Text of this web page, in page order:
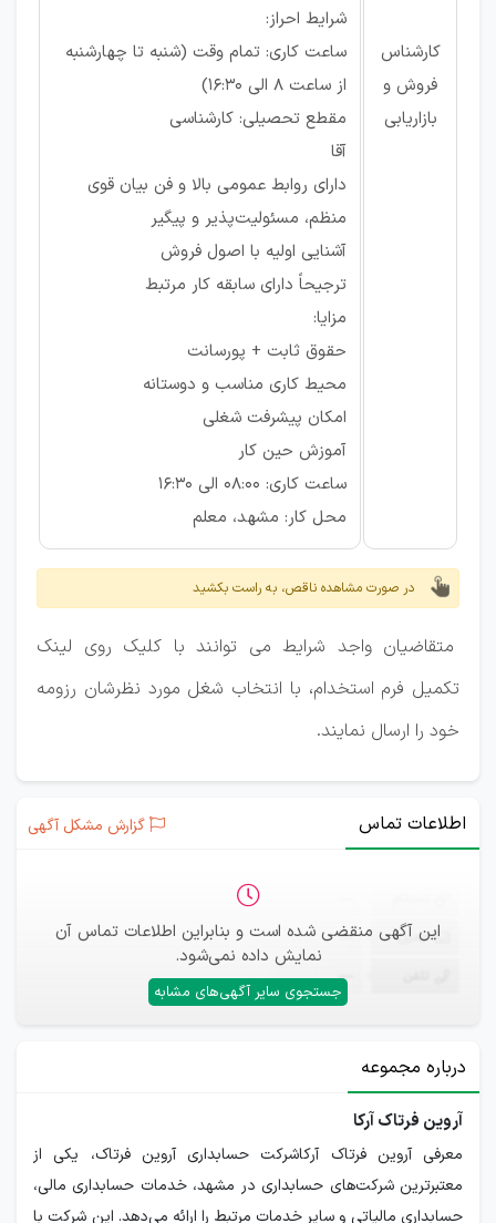
کارشناس
فروش و
بازاریابی
شرایط احراز:
ساعت کاری: تمام وقت (شنبه تا چهارشنبه
از ساعت 8 الی 16:30)
مقطع تحصیلی: کارشناسی
آقا
دارای روابط عمومی بالا و فن بیان قوی
منظم، مسئولیت‌پذیر و پیگیر
آشنایی اولیه با اصول فروش
ترجیحاً دارای سابقه کار مرتبط
مزایا:
حقوق ثابت + پورسانت
محیط کاری مناسب و دوستانه
امکان پیشرفت شغلی
آموزش حین کار
ساعت کاری: 08:00 الی 16:30
محل کار: مشهد، معلم
در صورت مشاهده ناقص، به راست بکشید
متقاضیان واجد شرایط می توانند با کلیک روی لینک
تکمیل فرم استخدام، با انتخاب شغل مورد نظرشان رزومه
خود را ارسال نمایند.
اطلاعات تماس گزارش مشکل آگهی
این آگهی منقضی شده است و بنابراین اطلاعات تماس آن
نمایش داده نمی‌شود.
جستجوی سایر آگهی‌های مشابه
ایمیل —
—
درباره مجموعه
آروین فرتاک آرکا
معرفی آروین فرتاک آرکاشرکت حسابداری آروین فرتاک، یکی از
معتبرترین شرکت‌های حسابداری در مشهد، خدمات حسابداری مالی،
حسابداری مالیاتی و سایر خدمات مرتبط را ارائه می‌دهد. این شرکت با